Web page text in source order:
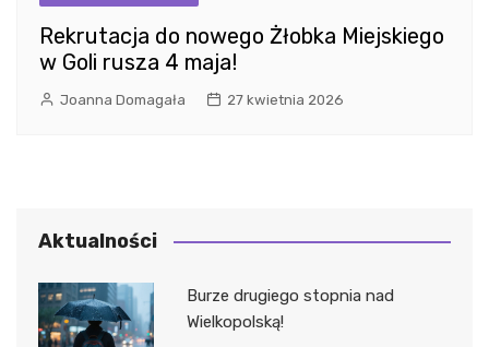
Rekrutacja do nowego Żłobka Miejskiego
w Goli rusza 4 maja!
Joanna Domagała 27 kwietnia 2026
Aktualności
Burze drugiego stopnia nad
Wielkopolską!